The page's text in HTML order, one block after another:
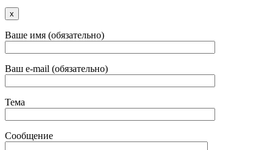
x
Ваше имя (обязательно)
Ваш e-mail (обязательно)
Тема
Сообщение